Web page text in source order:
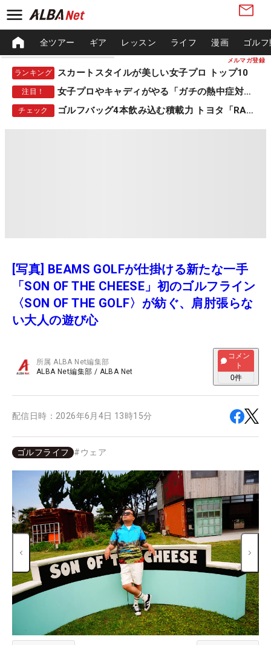
メルマガ登録
全ツアー ギア レッスン ライフ 漫画 ゴル
ランキング スカートスタイルが美しい女子プロ トップ10
注目！ 女子プロやキャディがやる「ガチの熱中症対策」
チェック ゴルフバッグ4本飲み込む積載力 トヨタ「RAV4」
[写真] BEAMS GOLFが仕掛ける新たな一手
「SON OF THE CHEESE」初のゴルフライン
〈SON OF THE GOLF〉が紡ぐ、肩肘張らな
い大人の遊び心
所属ALBA Net編集部
ALBA Net編集部 / ALBA Net
コメン
ト
0件
配信日時： 2026年6月4日 13時15分
ゴルフライフ #ウェア